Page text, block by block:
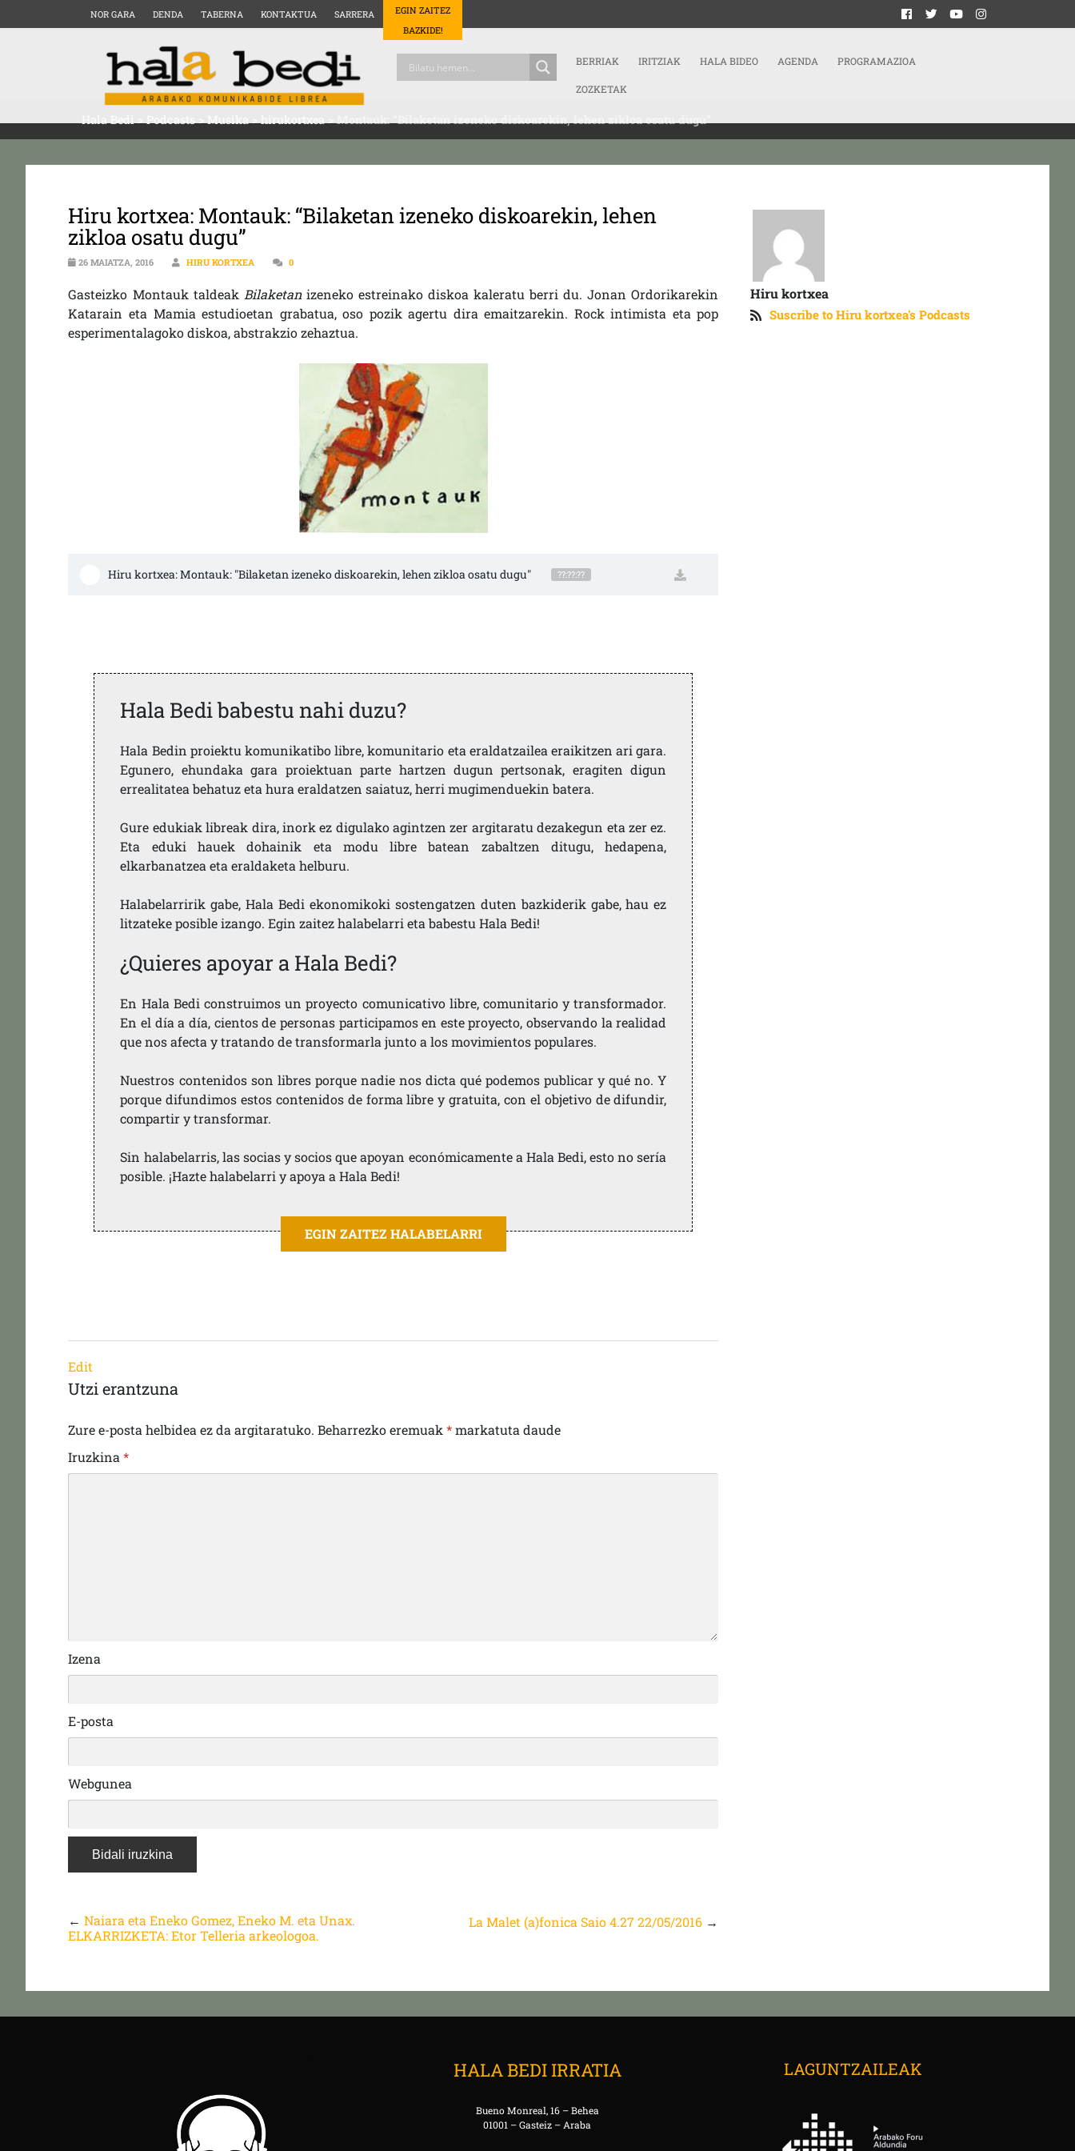
NOR GARA DENDA TABERNA KONTAKTUA SARRERA
EGIN ZAITEZ
BAZKIDE!
BERRIAK IRITZIAK HALA BIDEO AGENDA PROGRAMAZIOA
ZOZKETAK
Hala Bedi>Podcasts>Musika>hirukortxea>Montauk: “Bilaketan izeneko diskoarekin, lehen zikloa osatu dugu”
Hiru kortxea: Montauk: “Bilaketan izeneko diskoarekin, lehen
zikloa osatu dugu”
26 MAIATZA, 2016 HIRU KORTXEA 0
Gasteizko Montauk taldeak Bilaketan izeneko estreinako diskoa kaleratu berri du. Jonan Ordorikarekin
Katarain eta Mamia estudioetan grabatua, oso pozik agertu dira emaitzarekin. Rock intimista eta pop
esperimentalagoko diskoa, abstrakzio zehaztua.
Hiru kortxea: Montauk: "Bilaketan izeneko diskoarekin, lehen zikloa osatu dugu" ??:??:??
Hala Bedi babestu nahi duzu?
Hala Bedin proiektu komunikatibo libre, komunitario eta eraldatzailea eraikitzen ari gara.
Egunero, ehundaka gara proiektuan parte hartzen dugun pertsonak, eragiten digun
errealitatea behatuz eta hura eraldatzen saiatuz, herri mugimenduekin batera.
Gure edukiak libreak dira, inork ez digulako agintzen zer argitaratu dezakegun eta zer ez.
Eta eduki hauek dohainik eta modu libre batean zabaltzen ditugu, hedapena,
elkarbanatzea eta eraldaketa helburu.
Halabelarririk gabe, Hala Bedi ekonomikoki sostengatzen duten bazkiderik gabe, hau ez
litzateke posible izango. Egin zaitez halabelarri eta babestu Hala Bedi!
¿Quieres apoyar a Hala Bedi?
En Hala Bedi construimos un proyecto comunicativo libre, comunitario y transformador.
En el día a día, cientos de personas participamos en este proyecto, observando la realidad
que nos afecta y tratando de transformarla junto a los movimientos populares.
Nuestros contenidos son libres porque nadie nos dicta qué podemos publicar y qué no. Y
porque difundimos estos contenidos de forma libre y gratuita, con el objetivo de difundir,
compartir y transformar.
Sin halabelarris, las socias y socios que apoyan económicamente a Hala Bedi, esto no sería
posible. ¡Hazte halabelarri y apoya a Hala Bedi!
EGIN ZAITEZ HALABELARRI
Edit
Utzi erantzuna
Zure e-posta helbidea ez da argitaratuko. Beharrezko eremuak*markatuta daude
Iruzkina*
Izena
E-posta
Webgunea
←Naiara eta Eneko Gomez, Eneko M. eta Unax.
ELKARRIZKETA: Etor Telleria arkeologoa.
La Malet (a)fonica Saio 4.27 22/05/2016 →
Hiru kortxea
Suscribe to Hiru kortxea's Podcasts
HALA BEDI IRRATIA
Bueno Monreal, 16 – Behea
01001 – Gasteiz – Araba
LAGUNTZAILEAK